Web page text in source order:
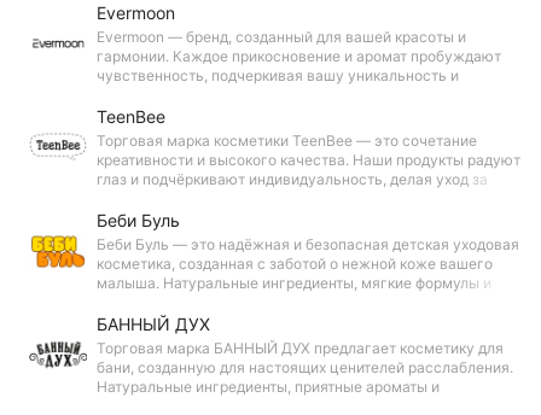
волос. Выбирайте лучшее – оставайтесь собой!
Evermoon
Evermoon — бренд, созданный для вашей красоты и
гармонии. Каждое прикосновение и аромат пробуждают
чувственность, подчеркивая вашу уникальность и
моментами заботы и вдохновения.
TeenBee
Торговая марка косметики TeenBee — это сочетание
креативности и высокого качества. Наши продукты радуют
глаз и подчёркивают индивидуальность, делая уход за
кто любит выделяться!
Беби Буль
Беби Буль — это надёжная и безопасная детская уходовая
косметика, созданная с заботой о нежной коже вашего
малыша. Натуральные ингредиенты, мягкие формулы и
защиту для вашего ребёнка каждый день.
БАННЫЙ ДУХ
Торговая марка БАННЫЙ ДУХ предлагает косметику для
бани, созданную для настоящих ценителей расслабления.
Натуральные ингредиенты, приятные ароматы и